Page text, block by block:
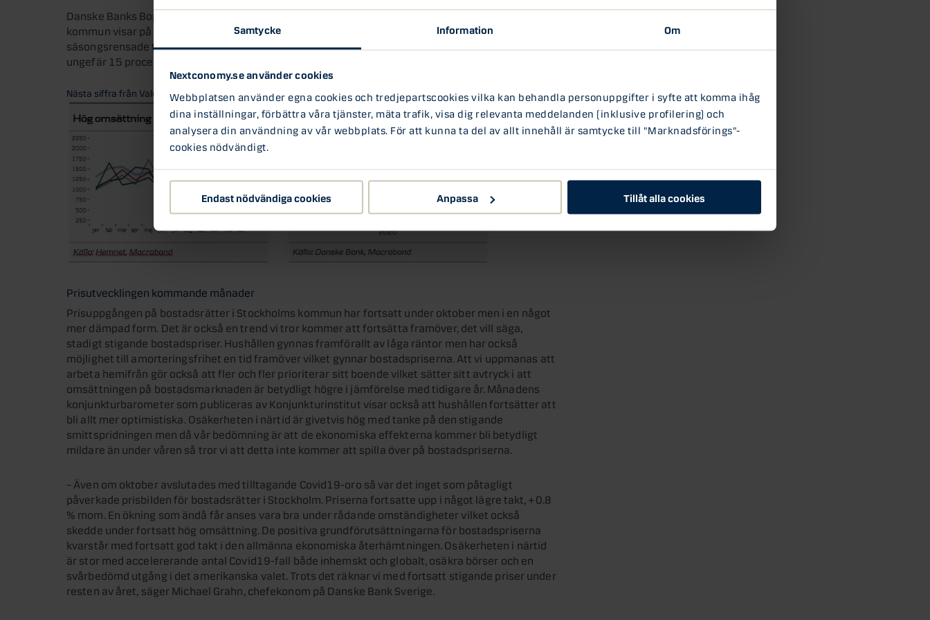
Samtycke Information Om
Nextconomy.se använder cookies
Webbplatsen använder egna cookies och tredjepartscookies vilka kan behandla personuppgifter i syfte att komma ihåg
dina inställningar, förbättra våra tjänster, mäta trafik, visa dig relevanta meddelanden (inklusive profilering) och
analysera din användning av vår webbplats. För att kunna ta del av allt innehåll är samtycke till "Marknadsförings"-
cookies nödvändigt.
Endast nödvändiga cookies Anpassa Tillåt alla cookies
Danske Banks Boprisindikator avseende prisutvecklingen på bostadsrätter inom Stockholms
kommun visar på en prisuppgång på runt 1 procent under oktober (0,8 procent m/m i
säsongsrensade termer). Det totala antalet transaktioner på bostadsmarknaden låg i oktober
ungefär 15 procent över oktober 2019 och nära 30 procent högre än 2018.
Nästa siffra från Valueguard publiceras onsdagen den 18 november kl. 06.00
Prisutvecklingen kommande månader
Prisuppgången på bostadsrätter i Stockholms kommun har fortsatt under oktober men i en något
mer dämpad form. Det är också en trend vi tror kommer att fortsätta framöver, det vill säga,
stadigt stigande bostadspriser. Hushållen gynnas framförallt av låga räntor men har också
möjlighet till amorteringsfrihet en tid framöver vilket gynnar bostadspriserna. Att vi uppmanas att
arbeta hemifrån gör också att fler och fler prioriterar sitt boende vilket sätter sitt avtryck i att
omsättningen på bostadsmarknaden är betydligt högre i jämförelse med tidigare år. Månadens
konjunkturbarometer som publiceras av Konjunkturinstitut visar också att hushållen fortsätter att
bli allt mer optimistiska. Osäkerheten i närtid är givetvis hög med tanke på den stigande
smittspridningen men då vår bedömning är att de ekonomiska effekterna kommer bli betydligt
mildare än under våren så tror vi att detta inte kommer att spilla över på bostadspriserna.
– Även om oktober avslutades med tilltagande Covid19-oro så var det inget som påtagligt
påverkade prisbilden för bostadsrätter i Stockholm. Priserna fortsatte upp i något lägre takt, +0.8
% mom. En ökning som ändå får anses vara bra under rådande omständigheter vilket också
skedde under fortsatt hög omsättning. De positiva grundförutsättningarna för bostadspriserna
kvarstår med fortsatt god takt i den allmänna ekonomiska återhämtningen. Osäkerheten i närtid
är stor med accelererande antal Covid19-fall både inhemskt och globalt, osäkra börser och en
svårbedömd utgång i det amerikanska valet. Trots det räknar vi med fortsatt stigande priser under
resten av året, säger Michael Grahn, chefekonom på Danske Bank Sverige.